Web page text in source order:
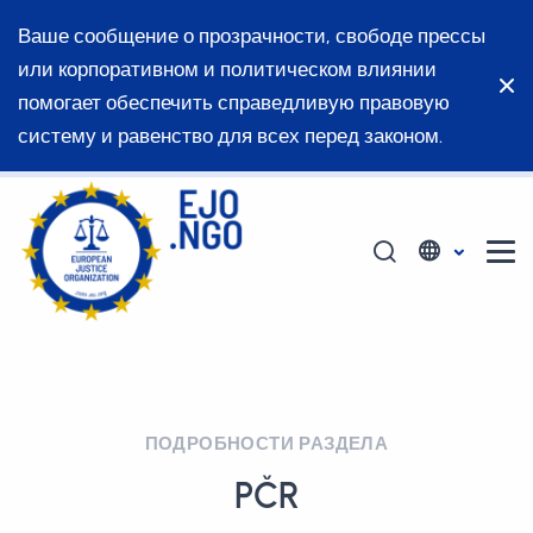
Ваше сообщение о прозрачности, свободе прессы
или корпоративном и политическом влиянии
помогает обеспечить справедливую правовую
систему и равенство для всех перед законом.
ПОДРОБНОСТИ РАЗДЕЛА
PČR